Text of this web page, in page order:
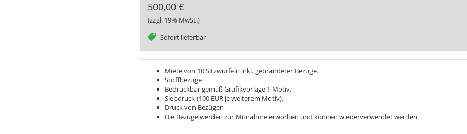
500,00 €
(zzgl. 19% MwSt.)
Sofort lieferbar
tag
Miete von 10 Sitzwürfeln inkl. gebrandeter Bezüge.
Stoffbezüge
Bedruckbar gemäß Grafikvorlage 1 Motiv,
Siebdruck (100 EUR je weiterem Motiv).
Druck von Bezügen
Die Bezüge werden zur Mitnahme erworben und können wiederverwendet werden.